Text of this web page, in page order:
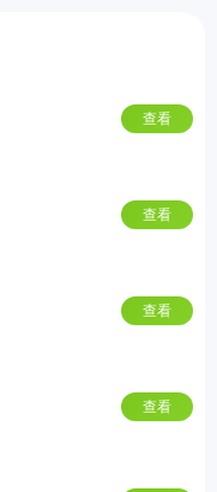
查看
查看
查看
查看